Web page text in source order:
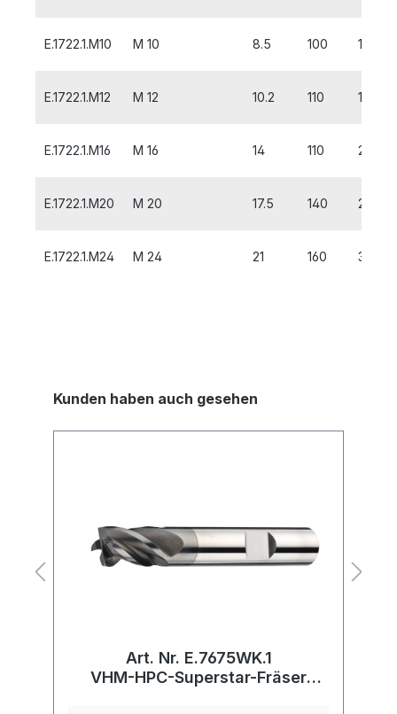
E.1722.1.M10 M 10 8.5 100 15
E.1722.1.M12 M 12 10.2 110 18
E.1722.1.M16 M 16 14 110 20
E.1722.1.M20 M 20 17.5 140 25
E.1722.1.M24 M 24 21 160 30
Kunden haben auch gesehen
Art. Nr. E.7675WK.1
VHM-HPC-Superstar-Fräser